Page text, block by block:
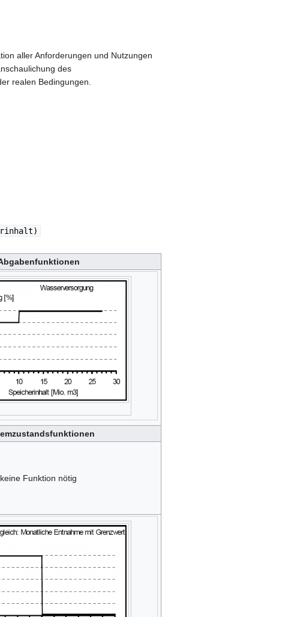
aller Anforderungen und Nutzungen
des
realen Bedingungen.
keine Funktion nötig